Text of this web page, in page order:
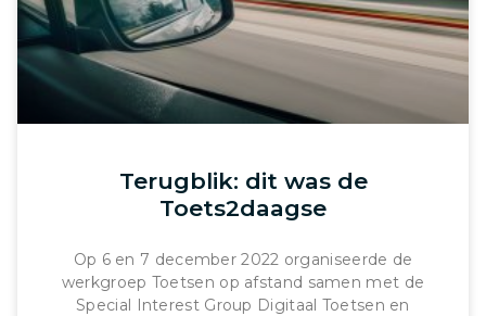
Terugblik: dit was de
Toets2daagse
Op 6 en 7 december 2022 organiseerde de
werkgroep Toetsen op afstand samen met de
Special Interest Group Digitaal Toetsen en